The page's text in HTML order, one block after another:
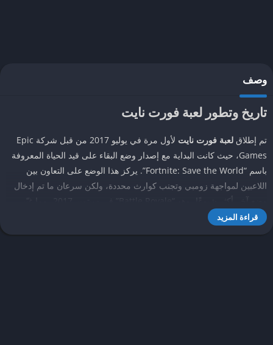
وصف
تاريخ وتطور لعبة فورت نايت
تم إطلاق لعبة فورت نايت
لأول مرة في يوليو 2017 من قبل شركة Epic
Games، حيث كانت البداية مع إصدار وضع البقاء على قيد الحياة المعروفة
باسم “Fortnite: Save the World”. يركز هذا الوضع على التعاون بين
اللاعبين لمواجهة زومبي وتجنب كوارث محددة، ولكن سرعان ما تم إدخال
مجرى اللعبة وأدى لزيادة شعبية فورت نايت بشكل هائل.
قراءة المزيد